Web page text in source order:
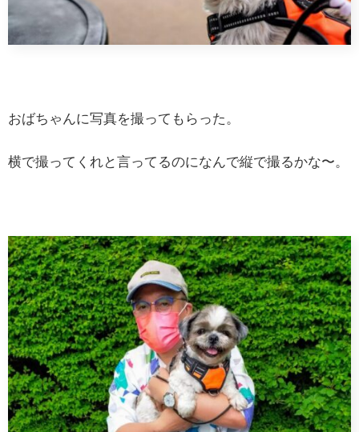
おばちゃんに写真を撮ってもらった。
横で撮ってくれと言ってるのになんで縦で撮るかな〜。